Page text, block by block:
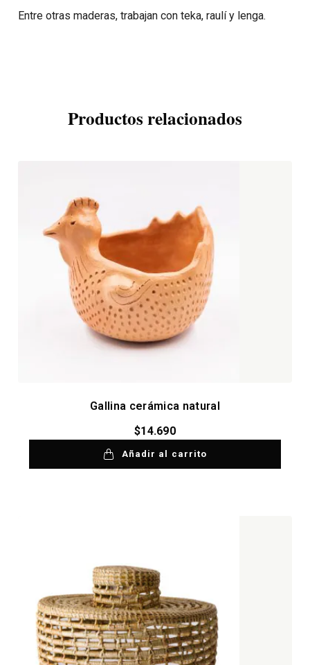
Entre otras maderas, trabajan con teka, raulí y lenga.
Productos relacionados
Gallina cerámica natural
$14.690
Añadir al carrito